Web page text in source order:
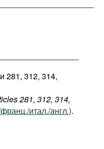
281, 312, 314,
281, 312, 314,
итал./англ.).